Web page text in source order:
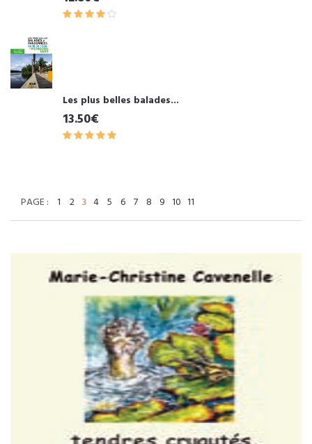
Les plus belles balades...
13.50€
PAGE : 1 2 3 4 5 6 7 8 9 10 11